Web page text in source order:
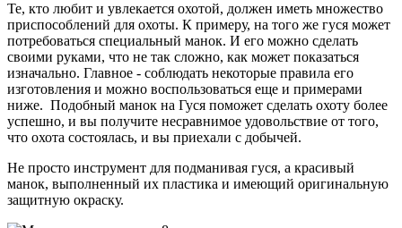
Те, кто любит и увлекается охотой, должен иметь множество
приспособлений для охоты. К примеру, на того же гуся может
потребоваться специальный манок. И его можно сделать
своими руками, что не так сложно, как может показаться
изначально. Главное - соблюдать некоторые правила его
изготовления и можно воспользоваться еще и примерами
ниже. Подобный манок на Гуся поможет сделать охоту более
успешно, и вы получите несравнимое удовольствие от того,
что охота состоялась, и вы приехали с добычей.
Не просто инструмент для подманивая гуся, а красивый
манок, выполненный их пластика и имеющий оригинальную
защитную окраску.